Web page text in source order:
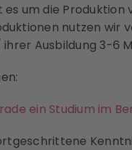
um die
nutzen wir
Ausbildung 3-6
ein Studium im